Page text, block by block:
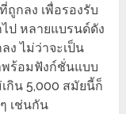
กลง เพื่อรองรับ
ป หลายแบรนด์ดัง
ง ไม่ว่าจะเป็น
พร้อมฟังก์ชั่นแบบ
กิน 5,000 สมัยนี้ก็
เช่นกัน